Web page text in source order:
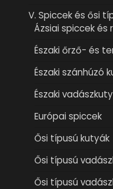
V. Spiccek és ősi
Ázsiai spiccek és
Északi őrző- és
Északi szánhúzó
Északi
Európai spiccek
Ősi típusú kutyák
Ősi típusú
Ősi típusú